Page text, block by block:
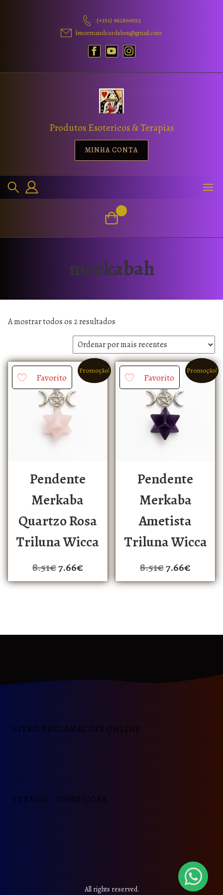
(+351) 962869032
lenormandcardsbox@gmail.com
Produtos Esotericos & Terapias
MINHA CONTA
merkabah
A mostrar todos os 2 resultados
Favorito
Promoção!
Pendente
Merkaba
Quartzo Rosa
Triluna Wicca
8.51€7.66€
Favorito
Promoção!
Pendente
Merkaba
Ametista
Triluna Wicca
8.51€7.66€
LIVRO RECLAMAÇÕES ONLINE
TERMOS / CONDIÇÕES
All rights reserved.